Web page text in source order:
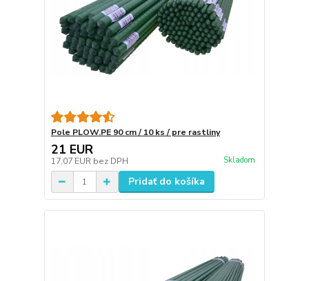
Pole PLOW.PE 90 cm / 10 ks / pre rastliny
21 EUR
17,07 EUR bez DPH Skladom
Pridať do košíka